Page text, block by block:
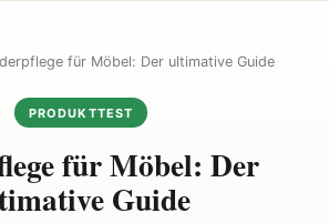
für Möbel: Der ultimative Guide
PRODUKTTEST
für Möbel: Der
Guide